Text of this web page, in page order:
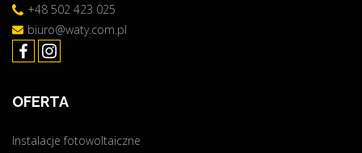
+48 502 423 025
biuro@waty.com.pl
OFERTA
Instalacje fotowoltaiczne